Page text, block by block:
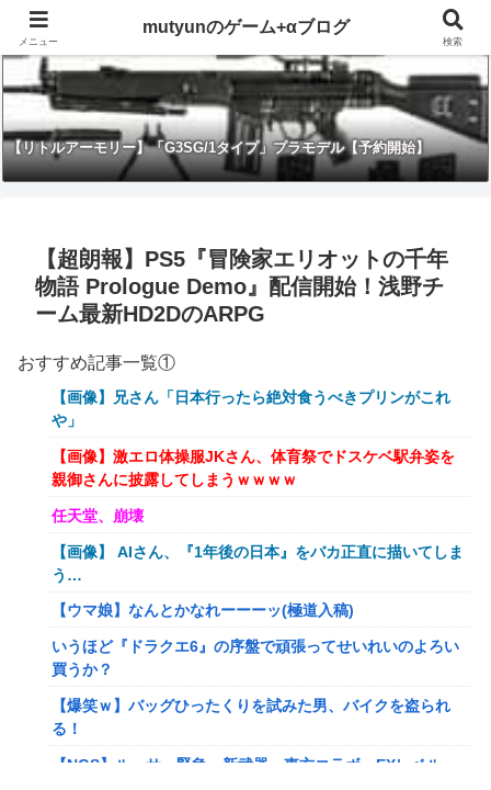
【リトルアーモリー】「G3SG/1タイプ」プラモデル【予約開始】
【超朗報】PS5『冒険家エリオットの千年
物語 Prologue Demo』配信開始！浅野チ
ーム最新HD2DのARPG
おすすめ記事一覧①
【画像】兄さん「日本行ったら絶対食うべきプリンがこれ
や」
【画像】激エロ体操服JKさん、体育祭でドスケベ駅弁姿を
親御さんに披露してしまうｗｗｗｗ
任天堂、崩壊
【画像】 AIさん、『1年後の日本』をバカ正直に描いてしま
う…
【ウマ娘】なんとかなれーーーッ(極道入稿)
いうほど『ドラクエ6』の序盤で頑張ってせいれいのよろい
買うか？
【爆笑ｗ】バッグひったくりを試みた男、バイクを盗られ
る！
【NGS】ルーサー緊急、新武器、東方コラボ、EXレベル
メニュー
mutyunのゲーム+αブログ
検索